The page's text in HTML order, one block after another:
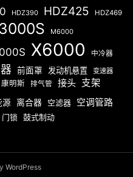
HDZ390 HDZ425 HDZ469
M6000
X6000 中冷器
前面罩 发动机悬置 变速器
康明斯 排气管 接头 支架
源 离合器 空滤器 空调管路
门锁 鼓式制动
WordPress